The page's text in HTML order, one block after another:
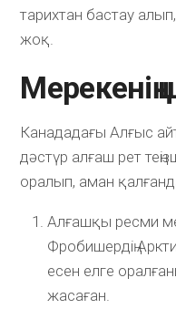
тарихтан бастау алып,
жоқ.
Канададағы Алғыс
дәстүр алғаш рет
оралып, аман
Алғашқы ресми
Фробишердің
есен елге
жасаған.